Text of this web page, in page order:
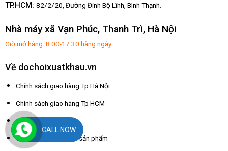
TP.HCM: 82/2/20, Đường Đinh Bộ Lĩnh, Bình Thạnh.
Nhà máy xã Vạn Phúc, Thanh Trì, Hà Nội
Giờ mở hàng: 8:00-17:30 hàng ngày
Về dochoixuatkhau.vn
Chính sách giao hàng Tp Hà Nội
Chính sách giao hàng Tp HCM
Chính sách đổi trả
Chính sách bảo hành sản phẩm
CALL NOW